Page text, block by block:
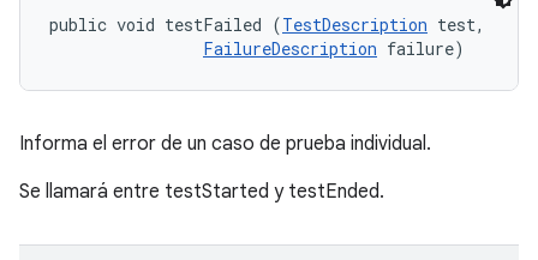
public void testFailed (TestDescription test,
FailureDescription failure)
Informa el error de un caso de prueba individual.
Se llamará entre testStarted y testEnded.